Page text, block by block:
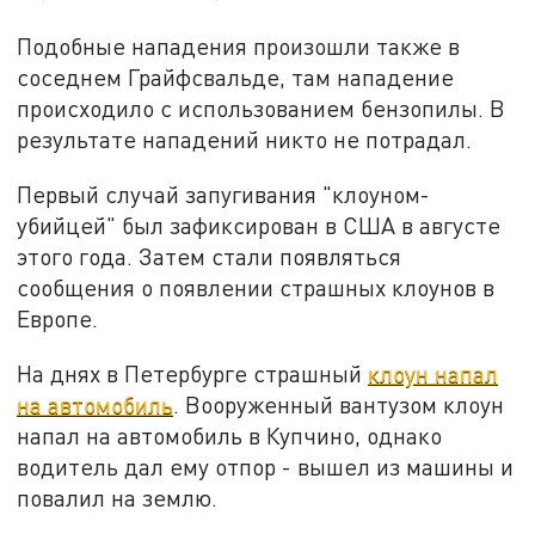
Подобные нападения произошли также в
соседнем Грайфсвальде, там нападение
происходило с использованием бензопилы. В
результате нападений никто не потрадал.
Первый случай запугивания "клоуном-
убийцей" был зафиксирован в США в августе
этого года. Затем стали появляться
сообщения о появлении страшных клоунов в
Европе.
На днях в Петербурге страшный клоун напал
на автомобиль. Вооруженный вантузом клоун
напал на автомобиль в Купчино, однако
водитель дал ему отпор - вышел из машины и
повалил на землю.